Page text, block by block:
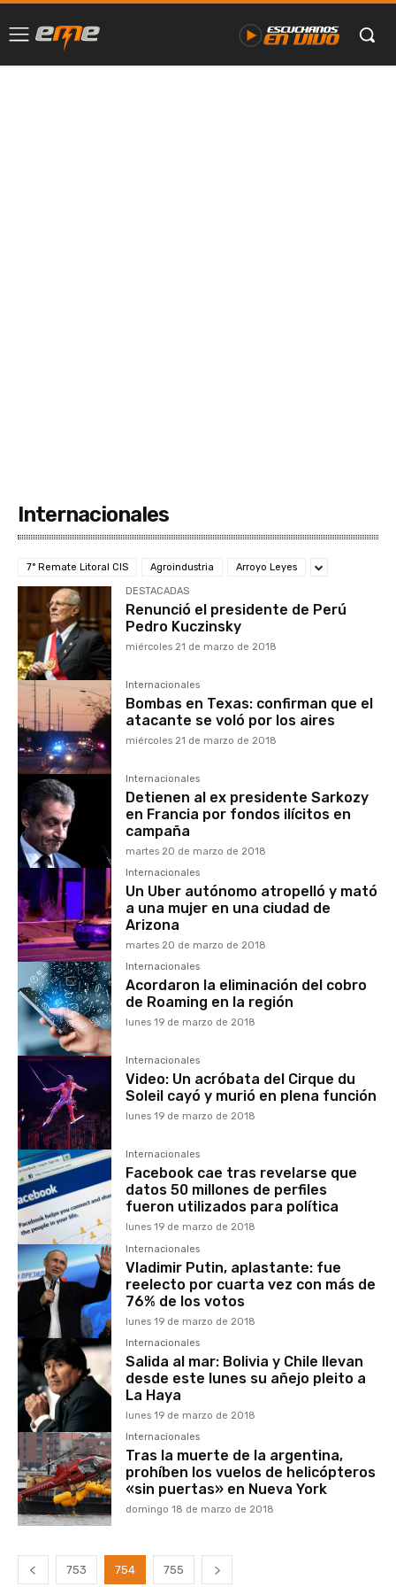
Internacionales
7° Remate Litoral CIS Agroindustria Arroyo Leyes
DESTACADAS
Renunció el presidente de Perú
Pedro Kuczinsky
miércoles 21 de marzo de 2018
Internacionales
Bombas en Texas: confirman que el
atacante se voló por los aires
miércoles 21 de marzo de 2018
Internacionales
Detienen al ex presidente Sarkozy
en Francia por fondos ilícitos en
campaña
martes 20 de marzo de 2018
Internacionales
Un Uber autónomo atropelló y mató
a una mujer en una ciudad de
Arizona
martes 20 de marzo de 2018
Internacionales
Acordaron la eliminación del cobro
de Roaming en la región
lunes 19 de marzo de 2018
Internacionales
Video: Un acróbata del Cirque du
Soleil cayó y murió en plena función
lunes 19 de marzo de 2018
Internacionales
Facebook cae tras revelarse que
datos 50 millones de perfiles
fueron utilizados para política
lunes 19 de marzo de 2018
Internacionales
Vladimir Putin, aplastante: fue
reelecto por cuarta vez con más de
76% de los votos
lunes 19 de marzo de 2018
Internacionales
Salida al mar: Bolivia y Chile llevan
desde este lunes su añejo pleito a
La Haya
lunes 19 de marzo de 2018
Internacionales
Tras la muerte de la argentina,
prohíben los vuelos de helicópteros
«sin puertas» en Nueva York
domingo 18 de marzo de 2018
753 754 755